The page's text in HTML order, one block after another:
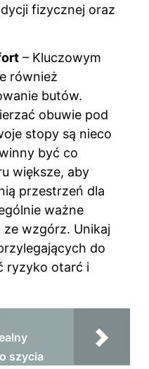
fizycznej oraz
– Kluczowym
również
butów.
obuwie pod
stopy są nieco
być co
większe, aby
przestrzeń dla
ważne
wzgórz. Unikaj
do
ryzyko otarć i
szycia